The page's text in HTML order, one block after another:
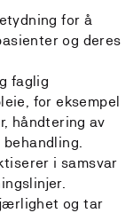
for å
og deres
faglig
for eksempel
håndtering av
i samsvar
og tar